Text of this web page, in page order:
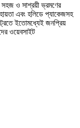
সহজ ও সাশ্রয়ী ভ্রমণের
এবং হলিডে প্যাকেজসহ
ইতোমধ্যেই জনপ্রিয়
ওয়েবসাইট